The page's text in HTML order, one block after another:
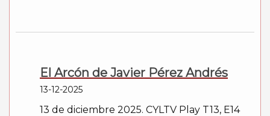
El Arcón de Javier Pérez Andrés
13-12-2025
13 de diciembre 2025. CYLTV Play T13, E14